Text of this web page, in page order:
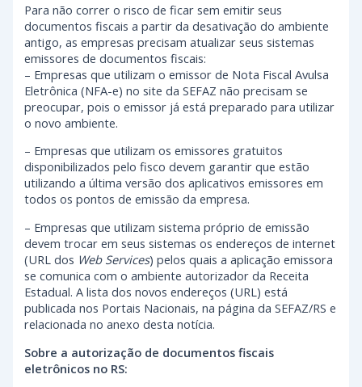
Para não correr o risco de ficar sem emitir seus
documentos fiscais a partir da desativação do ambiente
antigo, as empresas precisam atualizar seus sistemas
emissores de documentos fiscais:
– Empresas que utilizam o emissor de Nota Fiscal Avulsa
Eletrônica (NFA-e) no site da SEFAZ não precisam se
preocupar, pois o emissor já está preparado para utilizar
o novo ambiente.
– Empresas que utilizam os emissores gratuitos
disponibilizados pelo fisco devem garantir que estão
utilizando a última versão dos aplicativos emissores em
todos os pontos de emissão da empresa.
– Empresas que utilizam sistema próprio de emissão
devem trocar em seus sistemas os endereços de internet
(URL dos Web Services) pelos quais a aplicação emissora
se comunica com o ambiente autorizador da Receita
Estadual. A lista dos novos endereços (URL) está
publicada nos Portais Nacionais, na página da SEFAZ/RS e
relacionada no anexo desta notícia.
Sobre a autorização de documentos fiscais
eletrônicos no RS: